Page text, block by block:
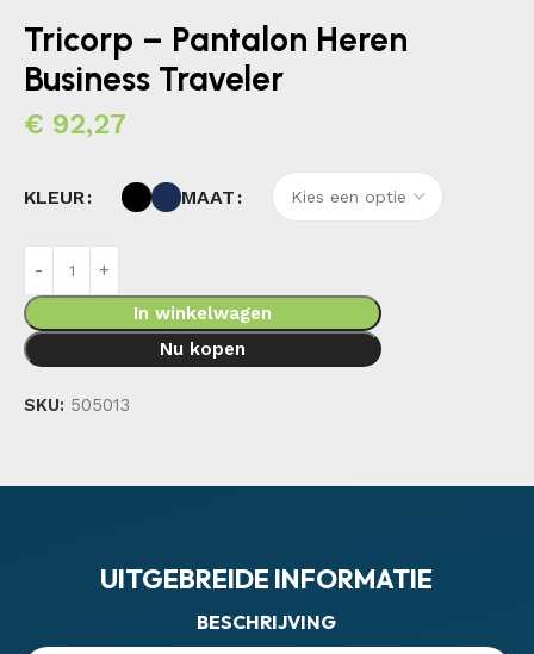
Tricorp – Pantalon Heren
Business Traveler
€ 92,27
KLEUR MAAT
In winkelwagen
Nu kopen
SKU: 505013
UITGEBREIDE INFORMATIE
BESCHRIJVING